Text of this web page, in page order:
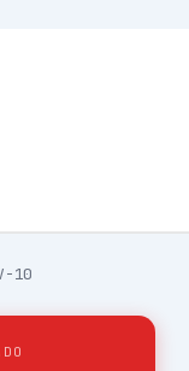
10